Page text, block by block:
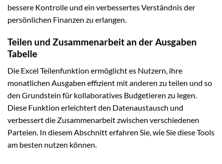
bessere Kontrolle und ein verbessertes Verständnis der
persönlichen Finanzen zu erlangen.
Teilen und Zusammenarbeit an der Ausgaben
Tabelle
Die Excel Teilenfunktion ermöglicht es Nutzern, ihre
monatlichen Ausgaben effizient mit anderen zu teilen und so
den Grundstein für kollaboratives Budgetieren zu legen.
Diese Funktion erleichtert den Datenaustausch und
verbessert die Zusammenarbeit zwischen verschiedenen
Parteien. In diesem Abschnitt erfahren Sie, wie Sie diese Tools
am besten nutzen können.